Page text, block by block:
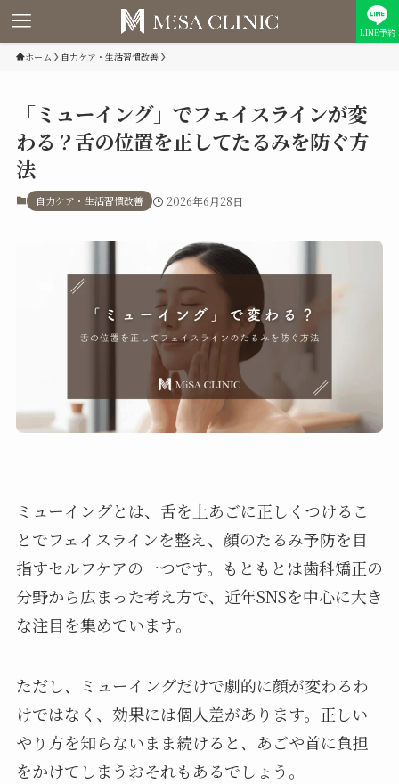
LINE予約
ホーム 自力ケア・生活習慣改善
「ミューイング」でフェイスラインが変
わる？舌の位置を正してたるみを防ぐ方
法
自力ケア・生活習慣改善 2026年6月28日
ミューイングとは、舌を上あごに正しくつけるこ
とでフェイスラインを整え、顔のたるみ予防を目
指すセルフケアの一つです。もともとは歯科矯正の
分野から広まった考え方で、近年SNSを中心に大き
な注目を集めています。
ただし、ミューイングだけで劇的に顔が変わるわ
けではなく、効果には個人差があります。正しい
やり方を知らないまま続けると、あごや首に負担
をかけてしまうおそれもあるでしょう。